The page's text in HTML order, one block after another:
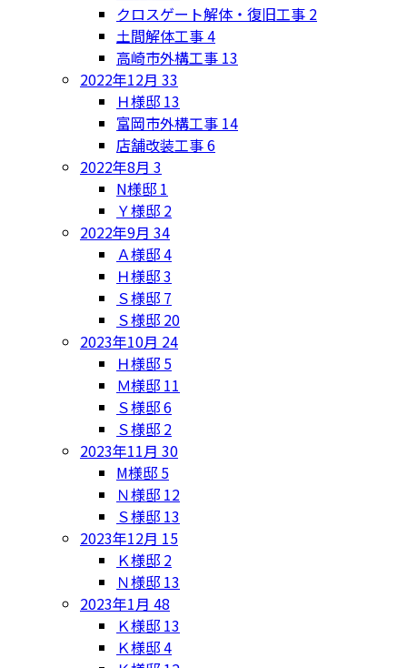
クロスゲート解体・復旧工事 2
土間解体工事4
高崎市外構工事 13
2022年12月 33
Ｈ様邸 13
富岡市外構工事 14
店舗改装工事6
2022年8月 3
N様邸 1
Ｙ様邸 2
2022年9月 34
Ａ様邸4
Ｈ様邸3
Ｓ様邸 7
Ｓ様邸 20
2023年10月 24
Ｈ様邸 5
Ｍ様邸 11
Ｓ様邸6
Ｓ様邸 2
2023年11月 30
M様邸 5
Ｎ様邸 12
Ｓ様邸 13
2023年12月 15
Ｋ様邸 2
Ｎ様邸 13
2023年1月 48
Ｋ様邸 13
Ｋ様邸4